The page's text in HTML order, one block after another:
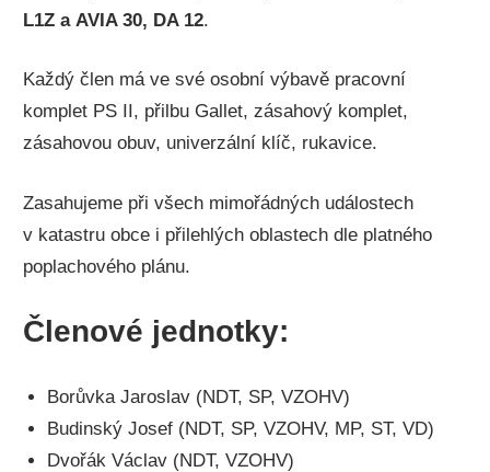
L1Z a AVIA 30, DA 12.
Každý člen má ve své osobní výbavě pracovní
komplet PS II, přilbu Gallet, zásahový komplet,
zásahovou obuv, univerzální klíč, rukavice.
Zasahujeme při všech mimořádných událostech
v katastru obce i přilehlých oblastech dle platného
poplachového plánu.
Členové jednotky:
Borůvka Jaroslav (NDT, SP, VZOHV)
Budinský Josef (NDT, SP, VZOHV, MP, ST, VD)
Dvořák Václav (NDT, VZOHV)